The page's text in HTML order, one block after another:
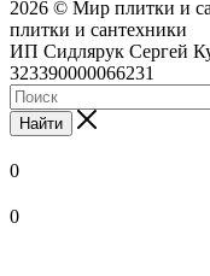
2026 © Мир плитки и
плитки и сантехники
ИП Сидлярук Сергей
323390000066231
Найти
0
0